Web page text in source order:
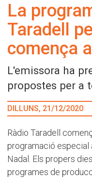
La
Taradell
comença
L'emissora ha
propostes per a
DILLUNS, 21/12/2020
Ràdio Taradell
programació
Nadal. Els propers
programes de